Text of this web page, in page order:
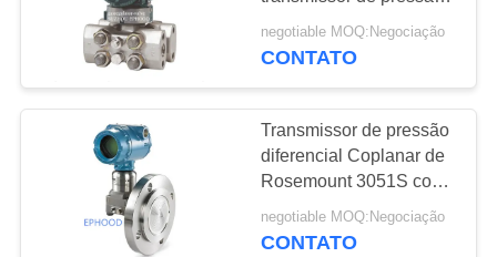
do calibre de Yokogawa
EJA440E
negotiable MOQ:Negociação
CONTATO
Transmissor de pressão
diferencial Coplanar de
Rosemount 3051S com
selo 1199 do diafragma
negotiable MOQ:Negociação
CONTATO